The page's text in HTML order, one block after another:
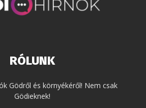
RÓLUNK
Gödről és környékéről! Nem csak
Gödieknek!